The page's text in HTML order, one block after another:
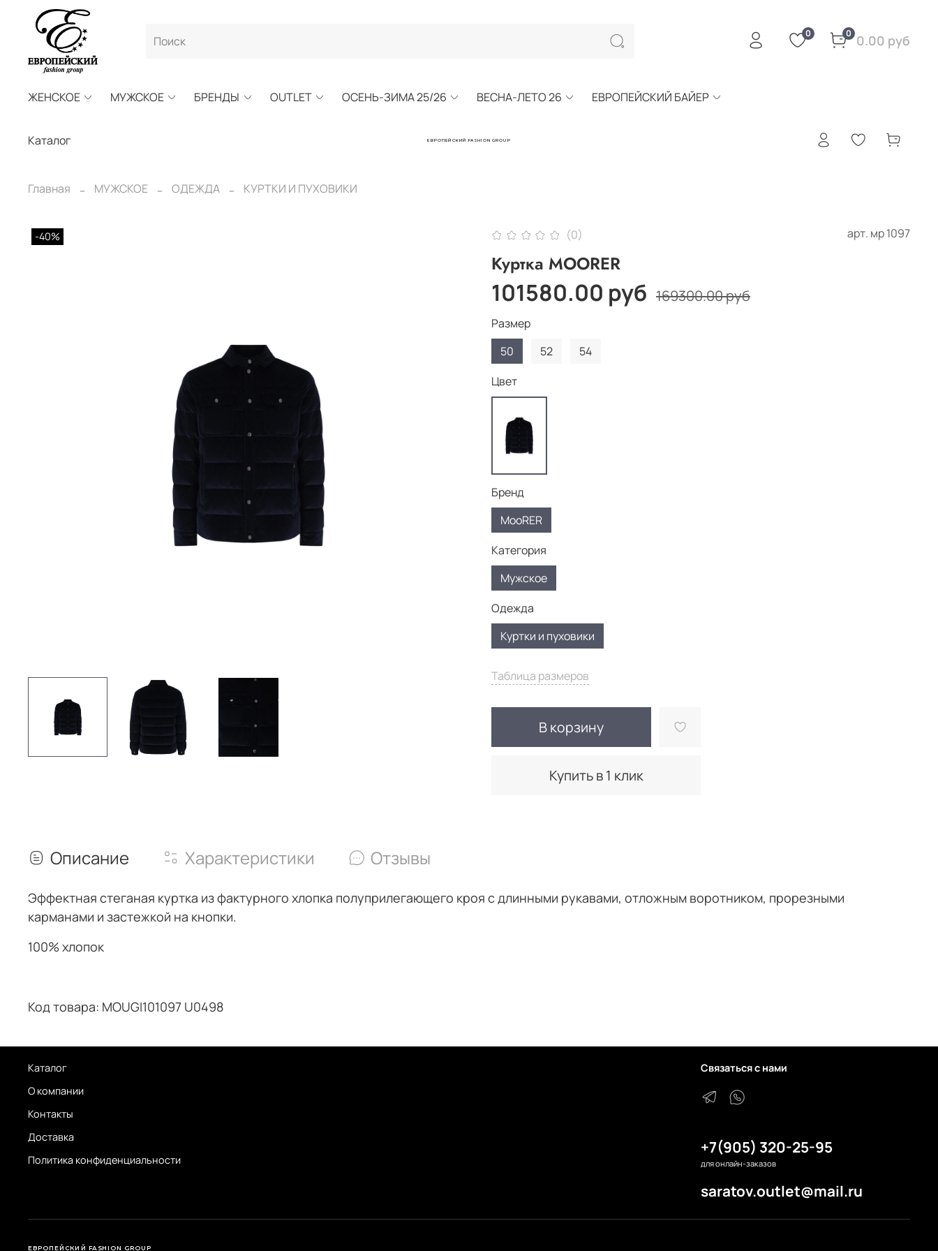
0 0 0.00 руб
ЖЕНСКОЕ МУЖСКОЕ БРЕНДЫ OUTLET ОСЕНЬ-ЗИМА 25/26 ВЕСНА-ЛЕТО 26 ЕВРОПЕЙСКИЙ БАЙЕР
ЕВРОПЕЙСКИЙ FASHION GROUP
Каталог
Главная МУЖСКОЕ ОДЕЖДА КУРТКИ И ПУХОВИКИ
-40% (0) арт. мр 1097
Куртка MOORER
101580.00 руб 169300.00 руб
Таблица размеров
В корзину
Купить в 1 клик
Размер
50
52
54
Цвет
Бренд
MooRER
Категория
Мужское
Одежда
Куртки и пуховики
Описание Характеристики Отзывы
Эффектная стеганая куртка из фактурного хлопка полуприлегающего кроя с длинными рукавами, отложным воротником, прорезными
карманами и застежкой на кнопки.
100% хлопок
Код товара: MOUGI101097 U0498
Каталог
О компании
Контакты
Доставка
Политика конфиденциальности
Связаться с нами
+7(905) 320-25-95
для онлайн-заказов
saratov.outlet@mail.ru
ЕВРОПЕЙСКИЙ FASHION GROUP